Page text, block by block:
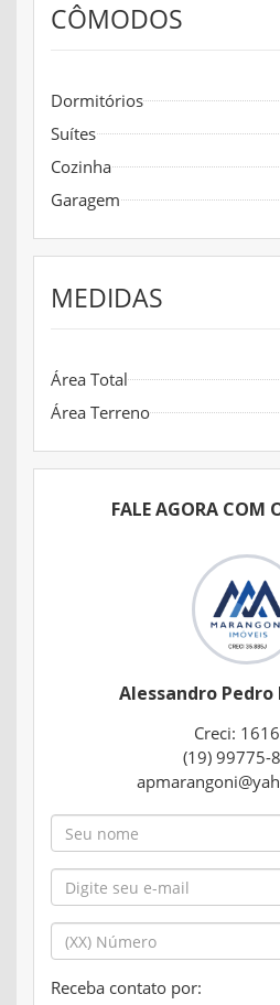
CÔMODOS
Dormitórios
Suítes
Cozinha
Garagem
MEDIDAS
Área Total
Área Terreno
FALE AGORA COM
Alessandro
Creci:
(19) 99775-
Receba contato por: